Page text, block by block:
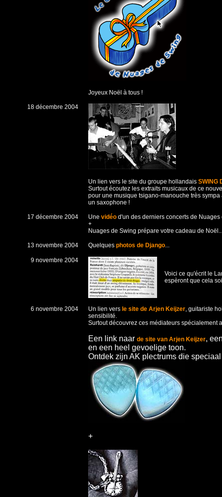
Joyeux Noël à tous !
18 décembre 2004
Un lien vers le site du groupe hollandais SWING
Surtout écoutez les extraits musicaux de ce
pour une musique tsigano-manouche très
un saxophone !
17 décembre 2004 Une vidéo d'un des derniers concerts de Nuages
+
Nuages de Swing prépare votre cadeau de
13 novembre 2004 Quelques photos de Django...
9 novembre 2004
Voici ce qu'écrit le
espèront que cela
6 novembre 2004 Un lien vers le site de Arjen Keijzer, guitariste
sensibilité.
Surtout découvrez ces médiateurs spécialement
Een link naar de site van Arjen Keijzer,
en een heel gevoelige toon.
Ontdek zijn AK plectrums die
+